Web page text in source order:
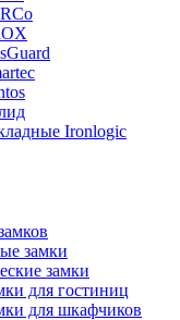
Ironlogic
замки
замки
для гостиниц
для шкафчиков